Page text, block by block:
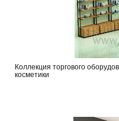
Коллекция торгового
косметики